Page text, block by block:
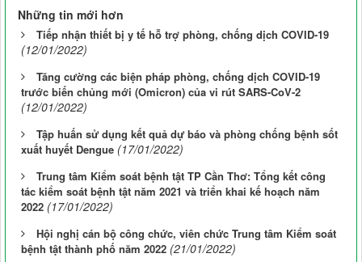
Những tin mới hơn
Tiếp nhận thiết bị y tế hỗ trợ phòng, chống dịch COVID-19
(12/01/2022)
Tăng cường các biện pháp phòng, chống dịch COVID-19
trước biến chủng mới (Omicron) của vi rút SARS-CoV-2
(12/01/2022)
Tập huấn sử dụng kết quả dự báo và phòng chống bệnh sốt
xuất huyết Dengue (17/01/2022)
Trung tâm Kiểm soát bệnh tật TP Cần Thơ: Tổng kết công
tác kiểm soát bệnh tật năm 2021 và triển khai kế hoạch năm
2022 (17/01/2022)
Hội nghị cán bộ công chức, viên chức Trung tâm Kiểm soát
bệnh tật thành phố năm 2022 (21/01/2022)